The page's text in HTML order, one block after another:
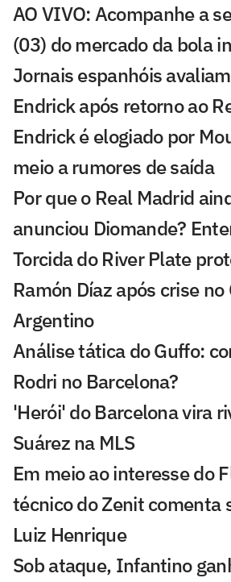
AO VIVO: Acompanhe a
(03) do mercado da bola
Jornais espanhóis
Endrick após retorno ao
Endrick é elogiado por
meio a rumores de saída
Por que o Real Madrid
anunciou Diomande?
Torcida do River Plate
Ramón Díaz após crise
Argentino
Análise tática do Guffo:
Rodri no Barcelona?
'Herói' do Barcelona vira
Suárez na MLS
Em meio ao interesse do
técnico do Zenit comenta
Luiz Henrique
Sob ataque, Infantino